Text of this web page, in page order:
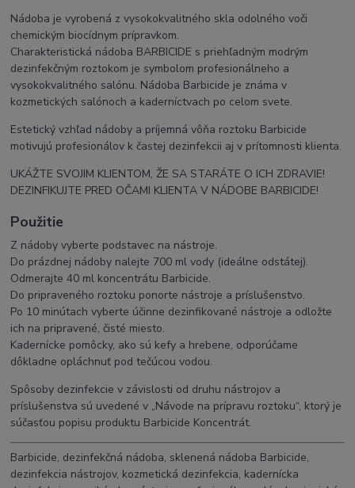
Nádoba je vyrobená z vysokokvalitného skla odolného voči
chemickým biocídnym prípravkom.
Charakteristická nádoba BARBICIDE s priehľadným modrým
dezinfekčným roztokom je symbolom profesionálneho a
vysokokvalitného salónu. Nádoba Barbicide je známa v
kozmetických salónoch a kaderníctvach po celom svete.
Estetický vzhľad nádoby a príjemná vôňa roztoku Barbicide
motivujú profesionálov k častej dezinfekcii aj v prítomnosti klienta.
UKÁŽTE SVOJIM KLIENTOM, ŽE SA STARÁTE O ICH ZDRAVIE!
DEZINFIKUJTE PRED OČAMI KLIENTA V NÁDOBE BARBICIDE!
Použitie
Z nádoby vyberte podstavec na nástroje.
Do prázdnej nádoby nalejte 700 ml vody (ideálne odstátej).
Odmerajte 40 ml koncentrátu Barbicide.
Do pripraveného roztoku ponorte nástroje a príslušenstvo.
Po 10 minútach vyberte účinne dezinfikované nástroje a odložte
ich na pripravené, čisté miesto.
Kadernícke pomôcky, ako sú kefy a hrebene, odporúčame
dôkladne opláchnuť pod tečúcou vodou.
Spôsoby dezinfekcie v závislosti od druhu nástrojov a
príslušenstva sú uvedené v „Návode na prípravu roztoku“, ktorý je
súčasťou popisu produktu Barbicide Koncentrát.
Barbicide, dezinfekčná nádoba, sklenená nádoba Barbicide,
dezinfekcia nástrojov, kozmetická dezinfekcia, kadernícka